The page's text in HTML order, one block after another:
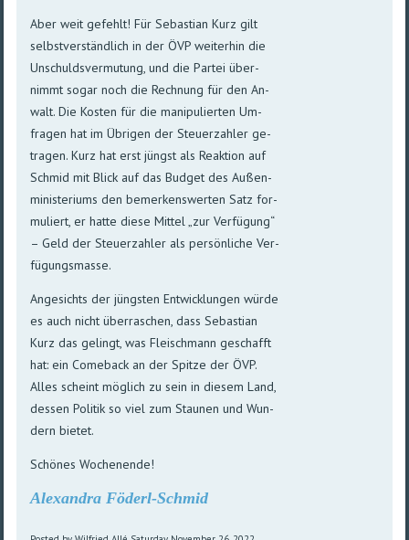
Aber weit gefehlt! Für Sebastian Kurz gilt
selbst­ver­ständ­lich in der ÖVP wei­ter­hin die
Un­schulds­ver­mu­tung, und die Par­tei über­
nimmt so­gar noch die Rech­nung für den An­
walt. Die Kos­ten für die mani­pu­lier­ten Um­
fragen hat im Übri­gen der Steuer­zahler ge­
tra­gen. Kurz hat erst jüngst als Reak­tion auf
Schmid mit Blick auf das Bud­get des Außen­
minis­teri­ums den be­mer­kens­wer­ten Satz for­
mu­liert, er hat­te diese Mittel „zur Ver­fügung“
– Geld der Steuer­zahler als per­sön­li­che Ver­
fü­gungs­masse.
Angesichts der jüngsten Ent­wick­lungen würde
es auch nicht über­raschen, dass Sebas­tian
Kurz das ge­lingt, was Fleisch­mann ge­schafft
hat: ein Come­back an der Spitze der ÖVP.
Alles scheint mög­lich zu sein in die­sem Land,
des­sen Poli­tik so viel zum Stau­nen und Wun­
dern bietet.
Schönes Wochenende!
Alexandra Föderl-Schmid